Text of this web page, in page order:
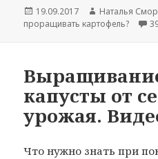
Опубликовано
19.09.2017 Автор
Наталья
проращивать картофель?
капусты от
урожая.
Что нужно знать при